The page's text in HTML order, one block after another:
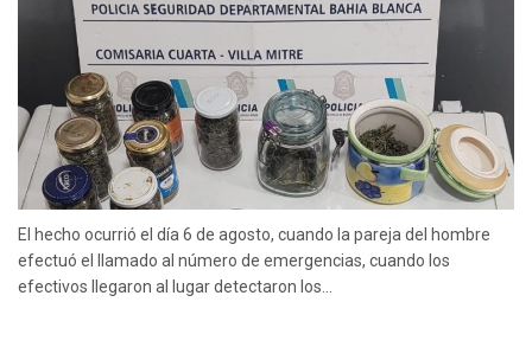
El hecho ocurrió el día 6 de agosto, cuando la pareja del hombre
efectuó el llamado al número de emergencias, cuando los
efectivos llegaron al lugar detectaron los...